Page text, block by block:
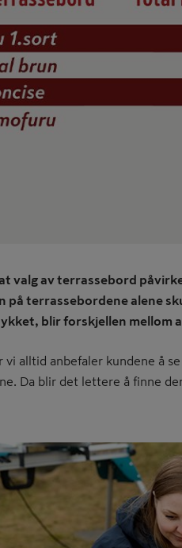
valg av terrassebord
på terrassebordene alene
blir forskjellen mellom
vi alltid anbefaler kundene å
Da blir det lettere å finne